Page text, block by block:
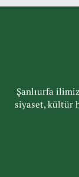
Şanlıurfa
siyaset, kültür